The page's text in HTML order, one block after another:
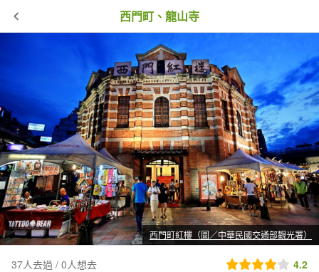
西門町、龍山寺
西門町紅樓（圖／中華民國交通部觀光署）
37人去過 / 0人想去 4.2